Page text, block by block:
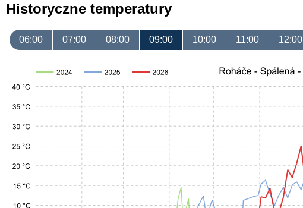
Historyczne temperatury
06:00 07:00 08:00 09:00 10:00 11:00 12:00